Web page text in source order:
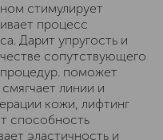
стимулирует
процесс
Дарит упругость и
сопутствующего
поможет
линии и
кожи, лифтинг
способность
эластичность и